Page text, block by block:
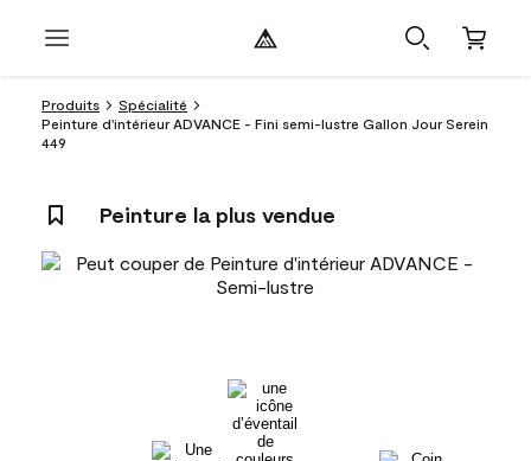
Produits
Spécialité
Peinture d'intérieur ADVANCE - Fini semi-lustre Gallon Jour Serein
449
Peinture la plus vendue